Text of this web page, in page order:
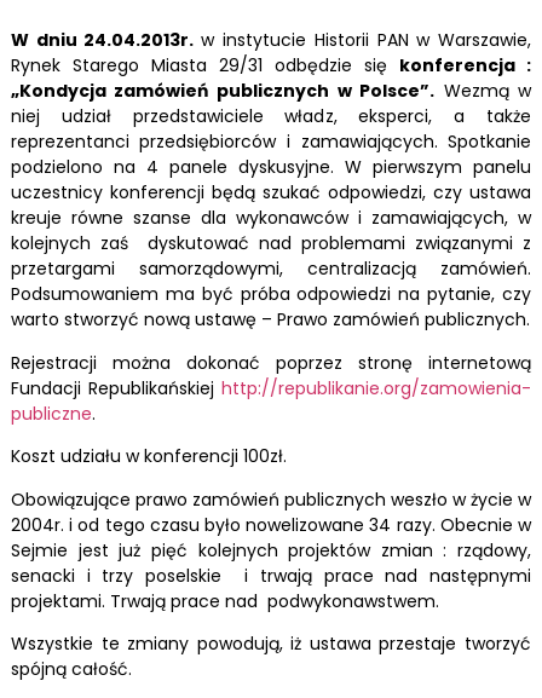
W dniu 24.04.2013r.w instytucie Historii PAN w Warszawie,
Rynek Starego Miasta 29/31 odbędzie się konferencja :
„Kondycja zamówień publicznych w Polsce”. Wezmą w
niej udział przedstawiciele władz, eksperci, a także
reprezentanci przedsiębiorców i zamawiających. Spotkanie
podzielono na 4 panele dyskusyjne. W pierwszym panelu
uczestnicy konferencji będą szukać odpowiedzi, czy ustawa
kreuje równe szanse dla wykonawców i zamawiających, w
kolejnych zaś dyskutować nad problemami związanymi z
przetargami samorządowymi, centralizacją zamówień.
Podsumowaniem ma być próba odpowiedzi na pytanie, czy
warto stworzyć nową ustawę – Prawo zamówień publicznych.
Rejestracji można dokonać poprzez stronę internetową
Fundacji Republikańskiejhttp://republikanie.org/zamowienia-
publiczne.
Koszt udziału w konferencji 100zł.
Obowiązujące prawo zamówień publicznych weszło w życie w
2004r. i od tego czasu było nowelizowane 34 razy. Obecnie w
Sejmie jest już pięć kolejnych projektów zmian : rządowy,
senacki i trzy poselskie i trwają prace nad następnymi
projektami. Trwają prace nad podwykonawstwem.
Wszystkie te zmiany powodują, iż ustawa przestaje tworzyć
spójną całość.